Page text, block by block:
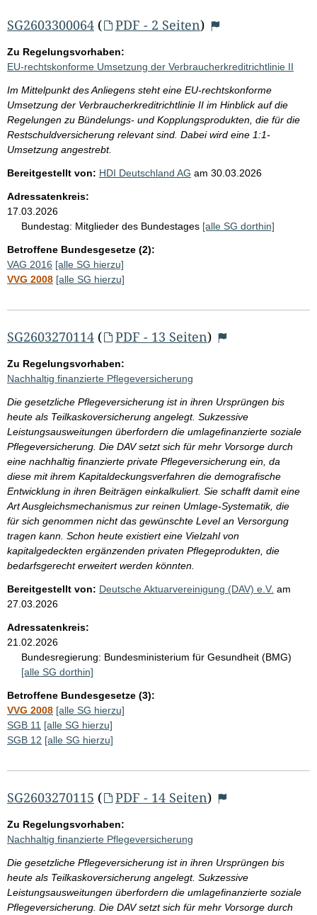
SG2603300064 ( PDF - 2 Seiten)
Zu Regelungsvorhaben:
EU-rechtskonforme Umsetzung der Verbraucherkreditrichtlinie II
Im Mittelpunkt des Anliegens steht eine EU-rechtskonforme
Umsetzung der Verbraucherkreditrichtlinie II im Hinblick auf die
Regelungen zu Bündelungs- und Kopplungsprodukten, die für die
Restschuldversicherung relevant sind. Dabei wird eine 1:1-
Umsetzung angestrebt.
Bereitgestellt von: HDI Deutschland AG am 30.03.2026
Adressatenkreis:
17.03.2026
Bundestag: Mitglieder des Bundestages [alle SG dorthin]
Betroffene Bundesgesetze (2):
VAG 2016 [alle SG hierzu]
VVG 2008 [alle SG hierzu]
SG2603270114 ( PDF - 13 Seiten)
Zu Regelungsvorhaben:
Nachhaltig finanzierte Pflegeversicherung
Die gesetzliche Pflegeversicherung ist in ihren Ursprüngen bis
heute als Teilkaskoversicherung angelegt. Sukzessive
Leistungsausweitungen überfordern die umlagefinanzierte soziale
Pflegeversicherung. Die DAV setzt sich für mehr Vorsorge durch
eine nachhaltig finanzierte private Pflegeversicherung ein, da
diese mit ihrem Kapitaldeckungsverfahren die demografische
Entwicklung in ihren Beiträgen einkalkuliert. Sie schafft damit eine
Art Ausgleichsmechanismus zur reinen Umlage-Systematik, die
für sich genommen nicht das gewünschte Level an Versorgung
tragen kann. Schon heute existiert eine Vielzahl von
kapitalgedeckten ergänzenden privaten Pflegeprodukten, die
bedarfsgerecht erweitert werden könnten.
Bereitgestellt von: Deutsche Aktuarvereinigung (DAV) e.V. am
27.03.2026
Adressatenkreis:
21.02.2026
Bundesregierung: Bundesministerium für Gesundheit (BMG)
[alle SG dorthin]
Betroffene Bundesgesetze (3):
VVG 2008 [alle SG hierzu]
SGB 11 [alle SG hierzu]
SGB 12 [alle SG hierzu]
SG2603270115 ( PDF - 14 Seiten)
Zu Regelungsvorhaben:
Nachhaltig finanzierte Pflegeversicherung
Die gesetzliche Pflegeversicherung ist in ihren Ursprüngen bis
heute als Teilkaskoversicherung angelegt. Sukzessive
Leistungsausweitungen überfordern die umlagefinanzierte soziale
Pflegeversicherung. Die DAV setzt sich für mehr Vorsorge durch